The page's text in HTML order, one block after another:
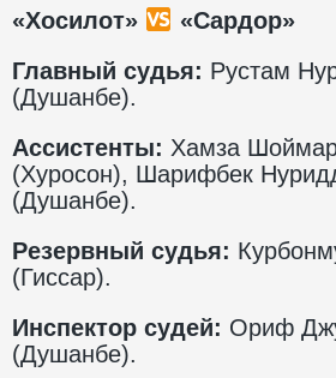
«Хосилот»
«Сардор»
Главный судья: Рустам
(Душанбе).
Ассистенты: Хамза
(Хуросон), Шарифбек
(Душанбе).
Резервный судья:
(Гиссар).
Инспектор судей: Ориф
(Душанбе).